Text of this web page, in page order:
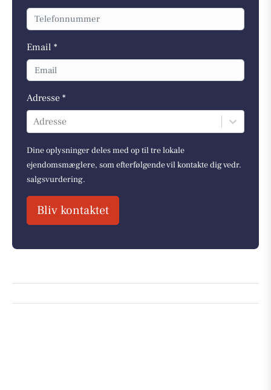
Email *
Adresse *
Adresse
Dine oplysninger deles med op til tre lokale
ejendomsmæglere, som efterfølgende vil kontakte dig vedr.
salgsvurdering.
Bliv kontaktet